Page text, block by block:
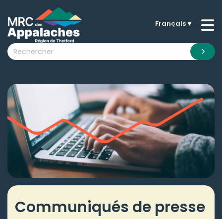
submenu (La MRC )
submenu (Citoyens )
submenu (Visiteurs )
submenu (Nouvelles )
submenu (Documentation )
Français▼
Communiqués de presse